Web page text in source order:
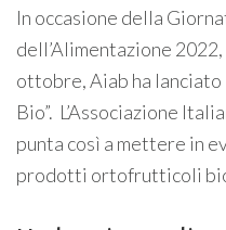
In occasione della
dell’Alimentazione
ottobre, Aiab ha lanciato
Bio”. L’Associazione
punta così a mettere in
prodotti ortofrutticoli